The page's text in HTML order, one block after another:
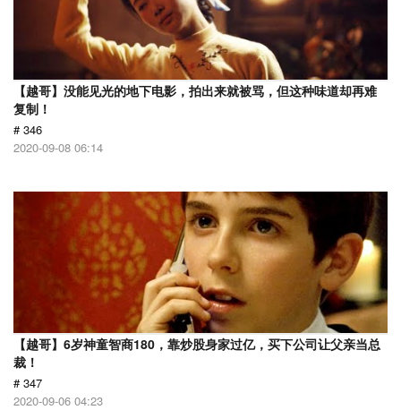
【越哥】没能见光的地下电影，拍出来就被骂，但这种味道却再难
复制！
# 346
2020-09-08 06:14
【越哥】6岁神童智商180，靠炒股身家过亿，买下公司让父亲当总
裁！
# 347
2020-09-06 04:23